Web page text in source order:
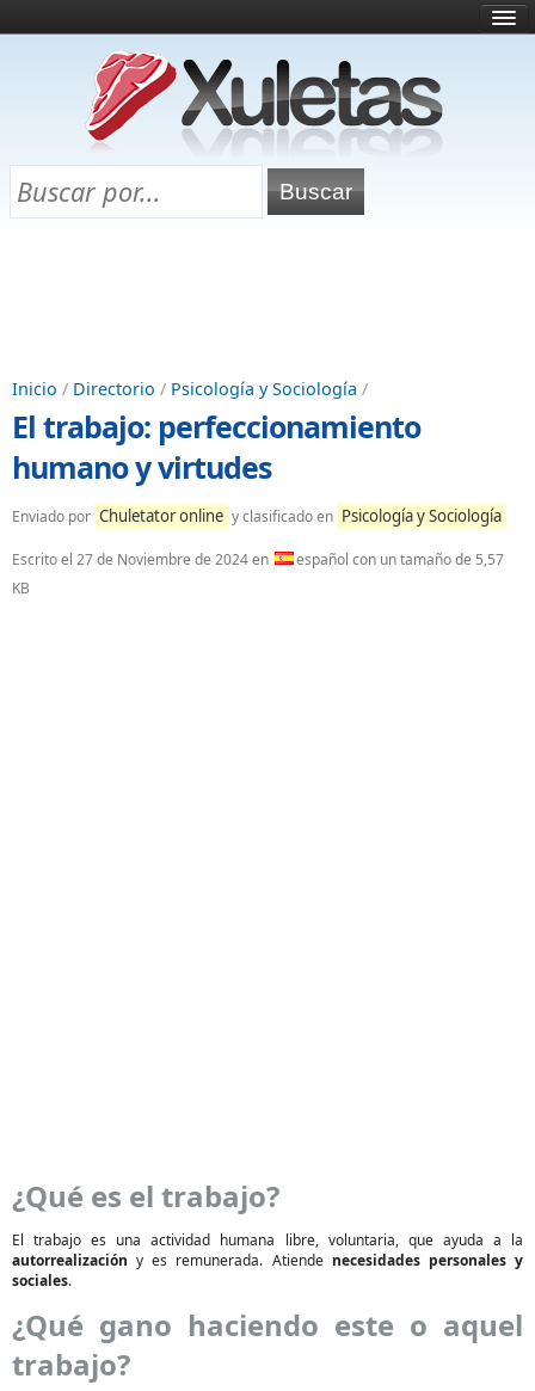
¿Qué es esto?
Directorio
Chuletas para exámenes
Inicio / Directorio / Psicología y Sociología /
El trabajo: perfeccionamiento
humano y virtudes
Enviado por Chuletator online y clasificado en Psicología y Sociología
Escrito el 27 de Noviembre de 2024en
español con un tamaño de 5,57
KB
¿Qué es el trabajo?
El trabajo es una actividad humana libre, voluntaria, que ayuda a la
autorrealización y es remunerada. Atiende necesidades personales y
sociales.
¿Qué gano haciendo este o aquel
trabajo?